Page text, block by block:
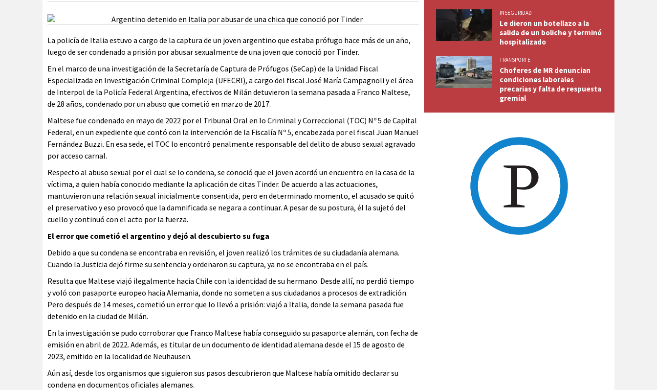
La policía de Italia estuvo a cargo de la captura de un joven argentino que estaba prófugo hace más de un año,
luego de ser condenado a prisión por abusar sexualmente de una joven que conoció por Tinder.
En el marco de una investigación de la Secretaría de Captura de Prófugos (SeCap) de la Unidad Fiscal
Especializada en Investigación Criminal Compleja (UFECRI), a cargo del fiscal José María Campagnoli y el área
de Interpol de la Policía Federal Argentina, efectivos de Milán detuvieron la semana pasada a Franco Maltese,
de 28 años, condenado por un abuso que cometió en marzo de 2017.
Maltese fue condenado en mayo de 2022 por el Tribunal Oral en lo Criminal y Correccional (TOC) Nº 5 de Capital
Federal, en un expediente que contó con la intervención de la Fiscalía Nº 5, encabezada por el fiscal Juan Manuel
Fernández Buzzi. En esa sede, el TOC lo encontró penalmente responsable del delito de abuso sexual agravado
por acceso carnal.
Respecto al abuso sexual por el cual se lo condena, se conoció que el joven acordó un encuentro en la casa de la
víctima, a quien había conocido mediante la aplicación de citas Tinder. De acuerdo a las actuaciones,
mantuvieron una relación sexual inicialmente consentida, pero en determinado momento, el acusado se quitó
el preservativo y eso provocó que la damnificada se negara a continuar. A pesar de su postura, él la sujetó del
cuello y continuó con el acto por la fuerza.
El error que cometió el argentino y dejó al descubierto su fuga
Debido a que su condena se encontraba en revisión, el joven realizó los trámites de su ciudadanía alemana.
Cuando la Justicia dejó firme su sentencia y ordenaron su captura, ya no se encontraba en el país.
Resulta que Maltese viajó ilegalmente hacia Chile con la identidad de su hermano. Desde allí, no perdió tiempo
y voló con pasaporte europeo hacia Alemania, donde no someten a sus ciudadanos a procesos de extradición.
Pero después de 14 meses, cometió un error que lo llevó a prisión: viajó a Italia, donde la semana pasada fue
detenido en la ciudad de Milán.
En la investigación se pudo corroborar que Franco Maltese había conseguido su pasaporte alemán, con fecha de
emisión en abril de 2022. Además, es titular de un documento de identidad alemana desde el 15 de agosto de
2023, emitido en la localidad de Neuhausen.
Aún así, desde los organismos que siguieron sus pasos descubrieron que Maltese había omitido declarar su
condena en documentos oficiales alemanes.
INSEGURIDAD
Le dieron un botellazo a la
salida de un boliche y terminó
hospitalizado
TRANSPORTE
Choferes de MR denuncian
condiciones laborales
precarias y falta de respuesta
gremial